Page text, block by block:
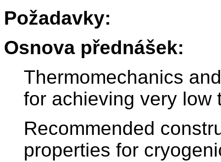
Požadavky:
Osnova přednášek:
Thermomechanics
for achieving very low
Recommended
properties for